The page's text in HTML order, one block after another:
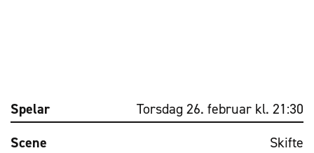
Spelar
Torsdag 26. februar kl. 21:30
Scene
Skifte